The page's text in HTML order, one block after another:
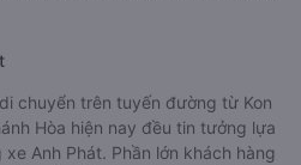
chuyển trên tuyến đường từ Kon
Hòa hiện nay đều tin tưởng lựa
Anh Phát. Phần lớn khách hàng